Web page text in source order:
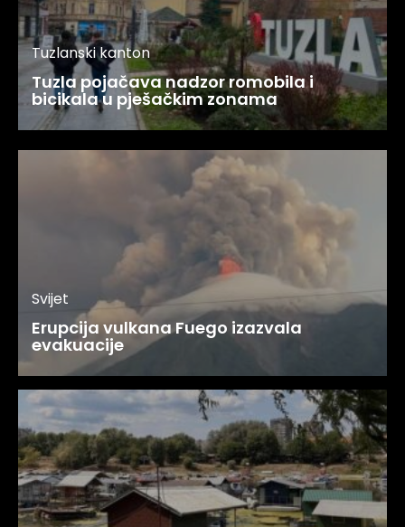
Tuzlanski kanton
Tuzla pojačava nadzor romobila i
bicikala u pješačkim zonama
Svijet
Erupcija vulkana Fuego izazvala
evakuacije